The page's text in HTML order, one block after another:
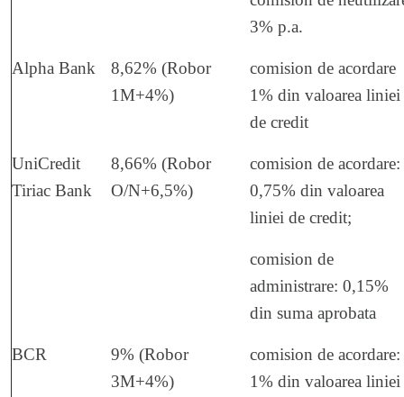
3% p.a.
Alpha Bank
8,62% (Robor
1M+4%)
comision de acordare
1% din valoarea liniei
de credit
UniCredit
Tiriac Bank
8,66% (Robor
O/N+6,5%)
comision de acordare:
0,75% din valoarea
liniei de credit;
comision de
administrare: 0,15%
din suma aprobata
BCR
9% (Robor
3M+4%)
comision de acordare:
1% din valoarea liniei